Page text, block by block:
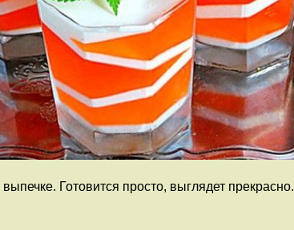
Готовится просто, выглядет прекрасно.